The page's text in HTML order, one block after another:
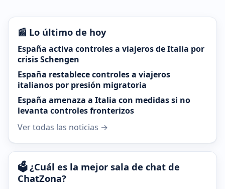
📰 Lo último de hoy
España activa controles a viajeros de Italia por
crisis Schengen
España restablece controles a viajeros
italianos por presión migratoria
España amenaza a Italia con medidas si no
levanta controles fronterizos
Ver todas las noticias →
🗳️ ¿Cuál es la mejor sala de chat de
ChatZona?